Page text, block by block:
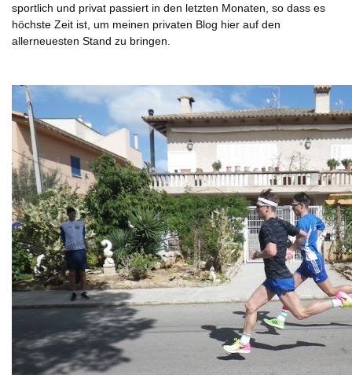
sportlich und privat passiert in den letzten Monaten, so dass es
höchste Zeit ist, um meinen privaten Blog hier auf den
allerneuesten Stand zu bringen.